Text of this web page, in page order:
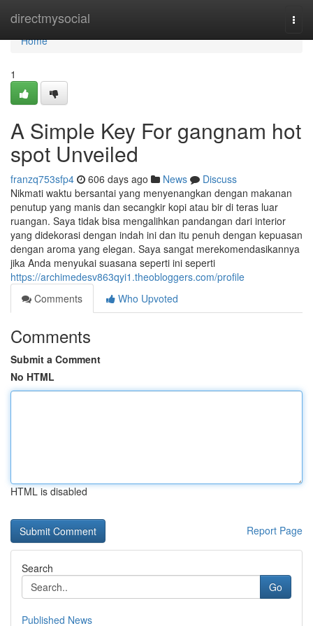
directmysocial
Home
Home
1
A Simple Key For gangnam hot
spot Unveiled
franzq753sfp4 606 days ago News
Discuss
Nikmati waktu bersantai yang menyenangkan dengan makanan
penutup yang manis dan secangkir kopi atau bir di teras luar
ruangan. Saya tidak bisa mengalihkan pandangan dari interior
yang didekorasi dengan indah ini dan itu penuh dengan kepuasan
dengan aroma yang elegan. Saya sangat merekomendasikannya
jika Anda menyukai suasana seperti ini seperti
https://archimedesv863qyi1.theobloggers.com/profile
Comments
Who Upvoted
Comments
Submit a Comment
No HTML
HTML is disabled
Report Page
Search
Go
Published News